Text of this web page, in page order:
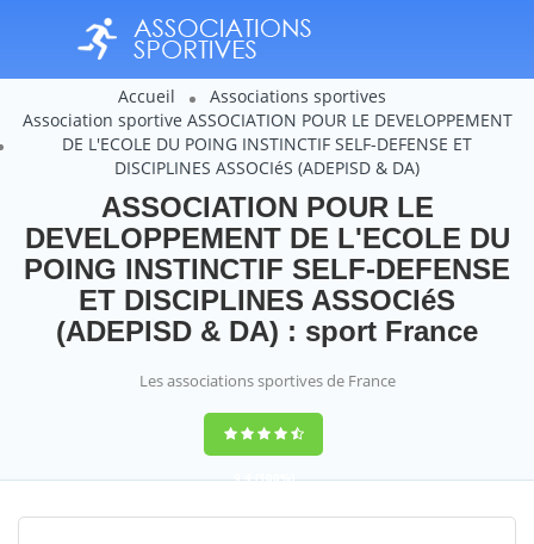
Accueil
Associations sportives
Association sportive ASSOCIATION POUR LE DEVELOPPEMENT
DE L'ECOLE DU POING INSTINCTIF SELF-DEFENSE ET
DISCIPLINES ASSOCIéS (ADEPISD & DA)
ASSOCIATION POUR LE
DEVELOPPEMENT DE L'ECOLE DU
POING INSTINCTIF SELF-DEFENSE
ET DISCIPLINES ASSOCIéS
(ADEPISD & DA) : sport France
Les associations sportives de France
9,4(100%)
14358votes